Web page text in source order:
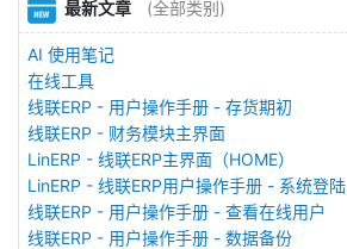
最新文章 (全部类别)
AI 使用笔记
在线工具
线联ERP - 用户操作手册 - 存货期初
线联ERP - 财务模块主界面
LinERP - 线联ERP主界面（HOME）
LinERP - 线联ERP用户操作手册 - 系统登陆
线联ERP - 用户操作手册 - 查看在线用户
线联ERP - 用户操作手册 - 数据备份